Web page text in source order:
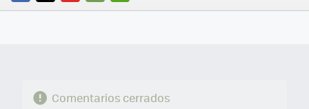
FACEBOOK
TWITTERFLIPBOARD
E-
WHATSAPP
Comentarios cerrados